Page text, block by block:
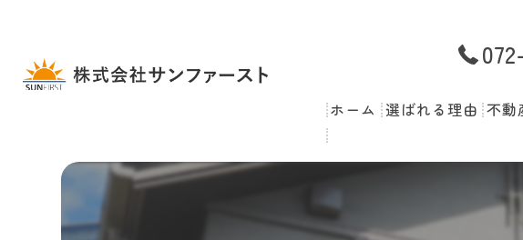
ホーム 選ばれる理由 不動
選
売